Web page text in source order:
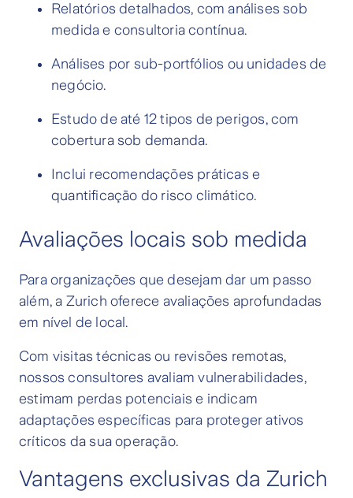
Relatórios detalhados, com análises sob
medida e consultoria contínua.
Análises por sub-portfólios ou unidades de
negócio.
Estudo de até 12 tipos de perigos, com
cobertura sob demanda.
Inclui recomendações práticas e
quantificação do risco climático.
Avaliações locais sob medida
Para organizações que desejam dar um passo
além, a Zurich oferece avaliações aprofundadas
em nível de local.
Com visitas técnicas ou revisões remotas,
nossos consultores avaliam vulnerabilidades,
estimam perdas potenciais e indicam
adaptações específicas para proteger ativos
críticos da sua operação.
Vantagens exclusivas da Zurich